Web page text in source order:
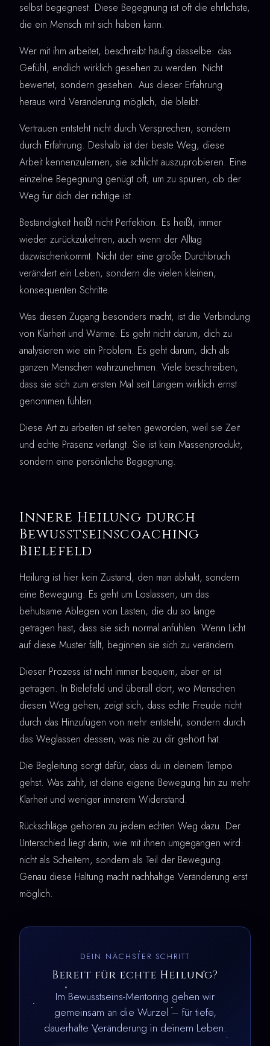
selbst begegnest. Diese Begegnung ist oft die ehrlichste,
die ein Mensch mit sich haben kann.
Wer mit ihm arbeitet, beschreibt häufig dasselbe: das
Gefühl, endlich wirklich gesehen zu werden. Nicht
bewertet, sondern gesehen. Aus dieser Erfahrung
heraus wird Veränderung möglich, die bleibt.
Vertrauen entsteht nicht durch Versprechen, sondern
durch Erfahrung. Deshalb ist der beste Weg, diese
Arbeit kennenzulernen, sie schlicht auszuprobieren. Eine
einzelne Begegnung genügt oft, um zu spüren, ob der
Weg für dich der richtige ist.
Beständigkeit heißt nicht Perfektion. Es heißt, immer
wieder zurückzukehren, auch wenn der Alltag
dazwischenkommt. Nicht der eine große Durchbruch
verändert ein Leben, sondern die vielen kleinen,
konsequenten Schritte.
Was diesen Zugang besonders macht, ist die Verbindung
von Klarheit und Wärme. Es geht nicht darum, dich zu
analysieren wie ein Problem. Es geht darum, dich als
ganzen Menschen wahrzunehmen. Viele beschreiben,
dass sie sich zum ersten Mal seit Langem wirklich ernst
genommen fühlen.
Diese Art zu arbeiten ist selten geworden, weil sie Zeit
und echte Präsenz verlangt. Sie ist kein Massenprodukt,
sondern eine persönliche Begegnung.
Innere Heilung durch
Bewusstseinscoaching
Bielefeld
Heilung ist hier kein Zustand, den man abhakt, sondern
eine Bewegung. Es geht um Loslassen, um das
behutsame Ablegen von Lasten, die du so lange
getragen hast, dass sie sich normal anfühlen. Wenn Licht
auf diese Muster fällt, beginnen sie sich zu verändern.
Dieser Prozess ist nicht immer bequem, aber er ist
getragen. In Bielefeld und überall dort, wo Menschen
diesen Weg gehen, zeigt sich, dass echte Freude nicht
durch das Hinzufügen von mehr entsteht, sondern durch
das Weglassen dessen, was nie zu dir gehört hat.
Die Begleitung sorgt dafür, dass du in deinem Tempo
gehst. Was zählt, ist deine eigene Bewegung hin zu mehr
Klarheit und weniger innerem Widerstand.
Rückschläge gehören zu jedem echten Weg dazu. Der
Unterschied liegt darin, wie mit ihnen umgegangen wird:
nicht als Scheitern, sondern als Teil der Bewegung.
Genau diese Haltung macht nachhaltige Veränderung erst
möglich.
DEIN NÄCHSTER SCHRITT
Bereit für echte Heilung?
Im Bewusstseins-Mentoring gehen wir
gemeinsam an die Wurzel – für tiefe,
dauerhafte Veränderung in deinem Leben.